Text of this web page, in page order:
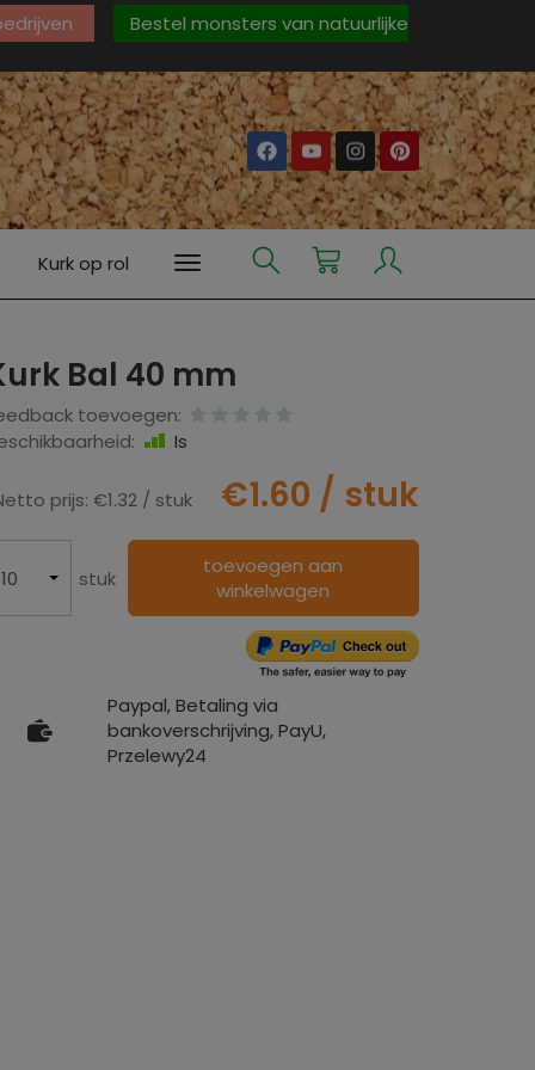
Bestel monsters van natuurlijke
Kurk op rol
Bal 40 mm
toevoegen:
Is
prijs: €1.32 / stuk €1.60 / stuk
stuk
toevoegen aan
winkelwagen
Paypal, Betaling via
bankoverschrijving, PayU,
Przelewy24